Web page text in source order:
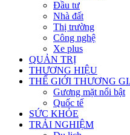
Đầu tư
Nhà đất
Thị trường
Công nghệ
Xe plus
QUẢN TRỊ
THƯƠNG HIỆU
THẾ GIỚI THƯƠNG
Gương mặt nổi bật
Quốc tế
SỨC KHỎE
TRẢI NGHIỆM